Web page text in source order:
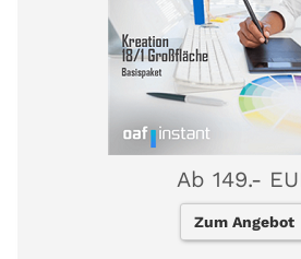
Ab 149.-
Zum Angebot